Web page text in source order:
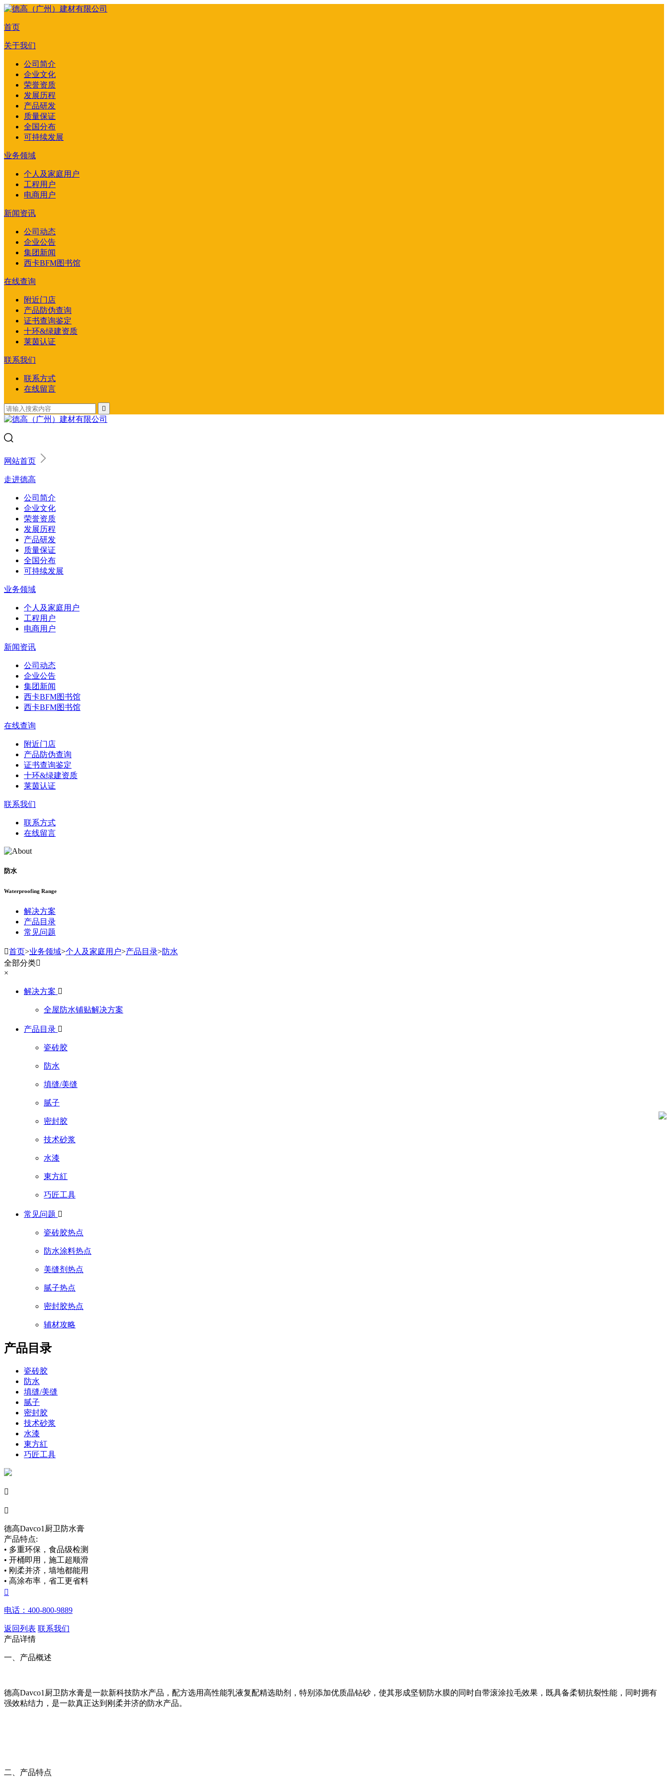
首页
关于我们
公司简介
企业文化
荣誉资质
发展历程
产品研发
质量保证
全国分布
可持续发展
业务领域
个人及家庭用户
工程用户
电商用户
新闻资讯
公司动态
企业公告
集团新闻
西卡BFM图书馆
在线查询
附近门店
产品防伪查询
证书查询鉴定
十环&绿建资质
莱茵认证
联系我们
联系方式
在线留言

网站首页
走进德高
公司简介
企业文化
荣誉资质
发展历程
产品研发
质量保证
全国分布
可持续发展
业务领域
个人及家庭用户
工程用户
电商用户
新闻资讯
公司动态
企业公告
集团新闻
西卡BFM图书馆
西卡BFM图书馆
在线查询
附近门店
产品防伪查询
证书查询鉴定
十环&绿建资质
莱茵认证
联系我们
联系方式
在线留言
防水
Waterproofing Range
解决方案
产品目录
常见问题
首页>业务领域>个人及家庭用户>产品目录>防水
全部分类
×
解决方案 
全屋防水铺贴解决方案
产品目录 
瓷砖胶
防水
填缝/美缝
腻子
密封胶
技术砂浆
水漆
東方紅
巧匠工具
常见问题 
瓷砖胶热点
防水涂料热点
美缝剂热点
腻子热点
密封胶热点
辅材攻略
产品目录
瓷砖胶
防水
填缝/美缝
腻子
密封胶
技术砂浆
水漆
東方紅
巧匠工具


德高Davco1厨卫防水膏
产品特点:
• 多重环保，食品级检测
• 开桶即用，施工超顺滑
• 刚柔并济，墙地都能用
• 高涂布率，省工更省料

电话：400-800-9889
返回列表 联系我们
产品详情
一、产品概述
德高Davco1厨卫防水膏是一款新科技防水产品，配方选用高性能乳液复配精选助剂，特别添加优质晶钻砂，使其形成坚韧防水膜的同时自带滚涂拉毛效果，既具备柔韧抗裂性能，同时拥有
强效粘结力，是一款真正达到刚柔并济的防水产品。
二、产品特点